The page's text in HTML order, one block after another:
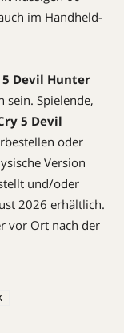
im Handheld-
Devil Hunter
sein. Spielende,
5 Devil
oder
Version
und/oder
2026 erhältlich.
vor Ort nach der